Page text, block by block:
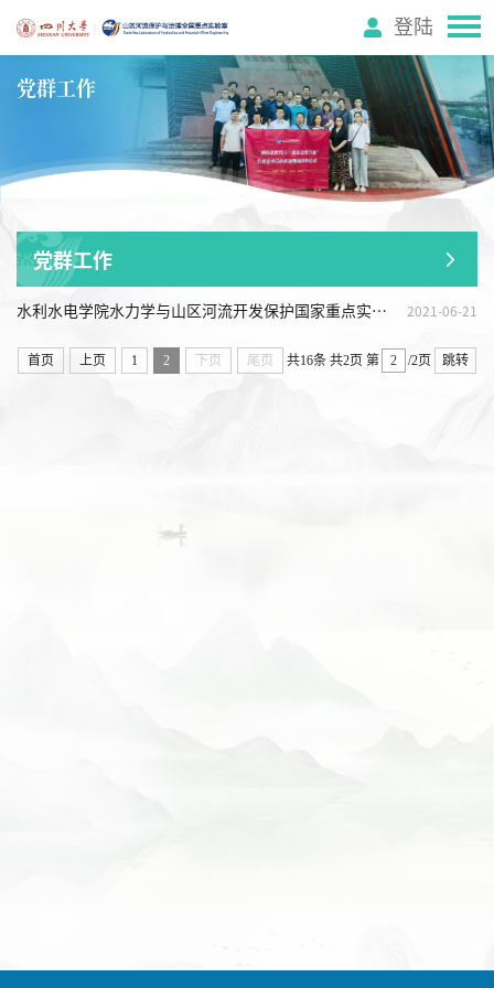
登陆
党群工作
党群工作
2021-06-21
水利水电学院水力学与山区河流开发保护国家重点实验室党支部召开 党史学习教育专题组织生活会
首页 上页 1 2 下页 尾页 共16条 共2页 第 /2页 跳转